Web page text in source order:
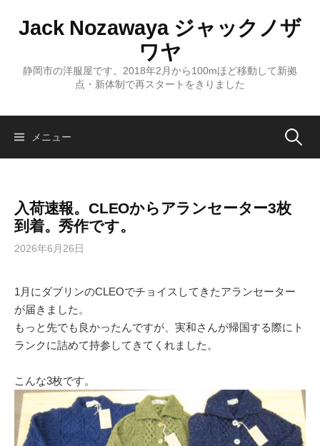
ス
Jack Nozawaya ジャックノザ
ワヤ
静岡市の洋服屋です。2018年2月から100mほど移動して新拠
点・新体制で再スタートをきりました
メニュー 検
入荷速報。CLEOからアランセーター3枚
到着。秀作です。
2026年6月26日
1月にダブリンのCLEOでチョイスしてきたアランセーター
が届きました。
もっと先でも良かったんですが、実和さんが帰国する際にト
ランクに詰めて持参してきてくれました。
こんな3枚です。